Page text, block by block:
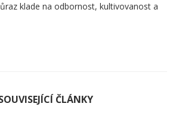
klade na odbornost, kultivovanost a
ČLÁNKY